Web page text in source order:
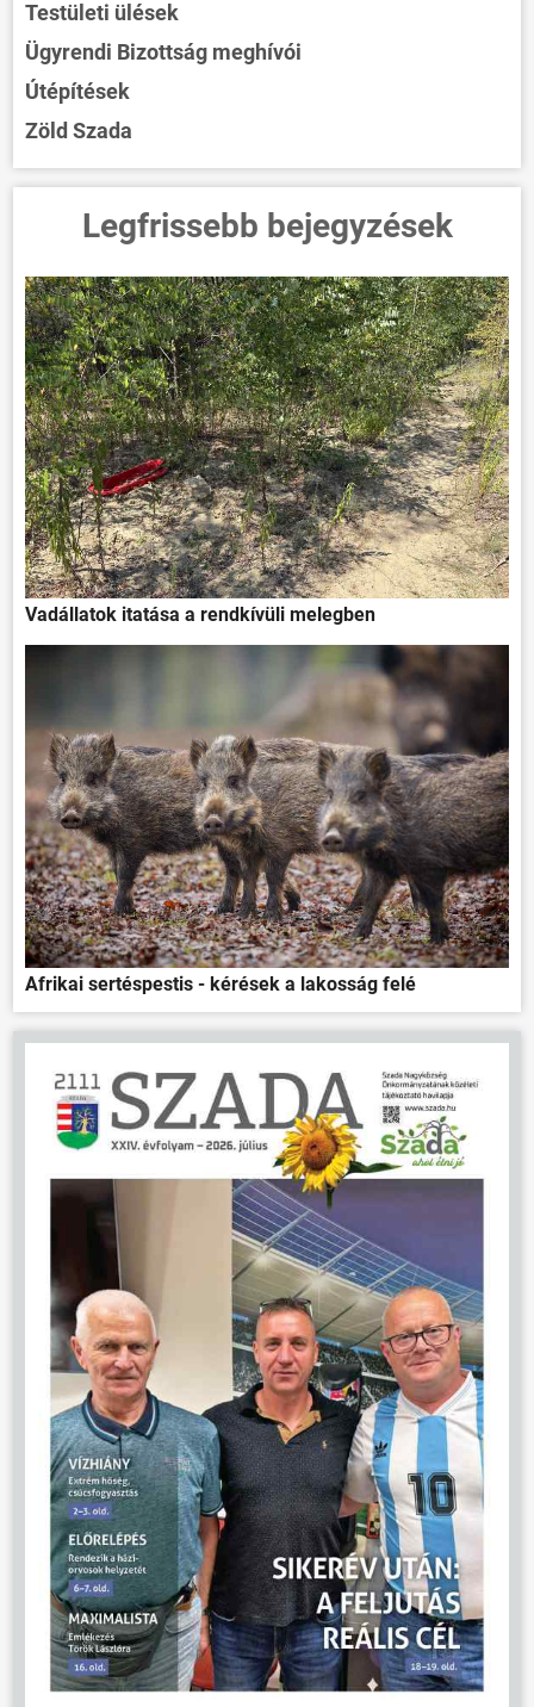
ÖNKORMÁNYZAT
ÜGYINTÉZÉS
KÖZÖSSÉG
HÍREK
VÁLASZTÁSOK
Testületi ülések
Ügyrendi Bizottság meghívói
Útépítések
Zöld Szada
Legfrissebb bejegyzések
Vadállatok itatása a rendkívüli melegben
Afrikai sertéspestis - kérések a lakosság felé